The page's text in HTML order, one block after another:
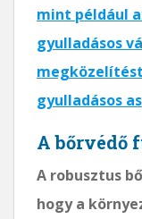
mint például
gyulladásos
gyulladásos
A bőrvédő
A robusztus
hogy a